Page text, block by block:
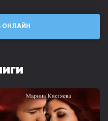
ОНЛАЙН